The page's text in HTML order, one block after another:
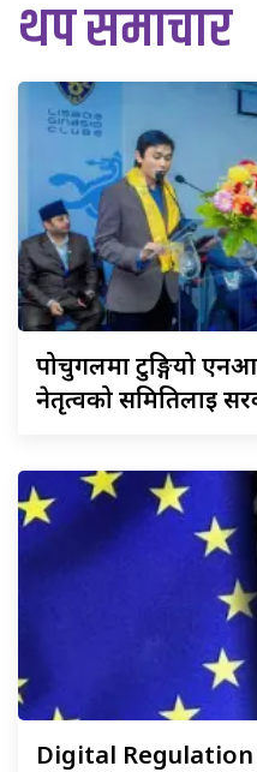
थप समाचार
पोर्चुगलमाटुङ्गियो
नेतृत्वको समितिलाई
Digital